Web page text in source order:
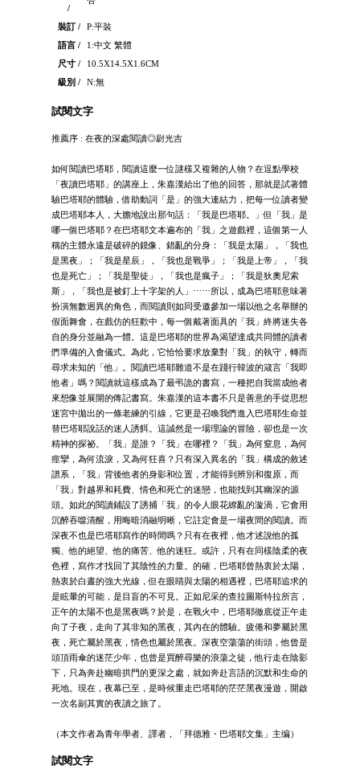
/
裝訂 /
P:平裝
語言 /
1:中文 繁體
尺寸 /
10.5X14.5X1.6CM
級別 /
N:無
試閱文字
推薦序 : 在夜的深處閱讀◎尉光吉
如何閱讀巴塔耶，閱讀這麼一位謎樣又複雜的人物？在逗點學校
「夜讀巴塔耶」的講座上，朱嘉漢給出了他的回答，那就是試著體
驗巴塔耶的體驗，借助動詞「是」的強大連結力，把每一位讀者變
成巴塔耶本人，大膽地說出那句話：「我是巴塔耶。」但「我」是
哪一個巴塔耶？在巴塔耶文本遍布的「我」之遊戲裡，這個第一人
稱的主體永遠是破碎的鏡像、錯亂的分身：「我是太陽」，「我也
是黑夜」；「我是星辰」，「我也是戰爭」；「我是上帝」，「我
也是死亡」；「我是聖徒」，「我也是瘋子」；「我是狄奧尼索
斯」，「我也是被釘上十字架的人」⋯⋯所以，成為巴塔耶意味著
扮演無數迥異的角色，而閱讀則如同受邀參加一場以他之名舉辦的
假面舞會，在戲仿的狂歡中，每一個戴著面具的「我」終將迷失各
自的身分並融為一體。這是巴塔耶的世界為渴望達成共同體的讀者
們準備的入會儀式。為此，它恰恰要求放棄對「我」的執守，轉而
尋求未知的「他」。閱讀巴塔耶難道不是在踐行韓波的箴言「我即
他者」嗎？閱讀就這樣成為了最弔詭的書寫，一種把自我當成他者
來想像並展開的傳記書寫。朱嘉漢的這本書不只是善意的手從思想
迷宮中拋出的一條老練的引線，它更是召喚我們進入巴塔耶生命並
替巴塔耶說話的迷人誘餌。這誠然是一場理論的冒險，卻也是一次
精神的探祕。「我」是誰？「我」在哪裡？「我」為何窒息，為何
痙攣，為何流淚，又為何狂喜？只有深入異名的「我」構成的敘述
譜系，「我」背後他者的身影和位置，才能得到辨別和復原，而
「我」對越界和耗費、情色和死亡的迷戀，也能找到其幽深的源
頭。如此的閱讀鋪設了誘捕「我」的令人眼花繚亂的漩渦，它會用
沉醉吞噬清醒，用晦暗消融明晰，它註定會是一場夜間的閱讀。而
深夜不也是巴塔耶寫作的時間嗎？只有在夜裡，他才述說他的孤
獨、他的絕望、他的痛苦、他的迷狂。或許，只有在同樣陰柔的夜
色裡，寫作才找回了其陰性的力量。的確，巴塔耶曾熱衷於太陽，
熱衷於白晝的強大光線，但在眼睛與太陽的相遇裡，巴塔耶追求的
是眩暈的可能，是目盲的不可見。正如尼采的查拉圖斯特拉所言，
正午的太陽不也是黑夜嗎？於是，在戰火中，巴塔耶徹底從正午走
向了子夜，走向了其非知的黑夜，其內在的體驗。疲倦和夢屬於黑
夜，死亡屬於黑夜，情色也屬於黑夜。深夜空蕩蕩的街頭，他曾是
頭頂雨傘的迷茫少年，也曾是買醉尋樂的浪蕩之徒，他行走在陰影
下，只為奔赴幽暗拱門的更深之處，就如奔赴言語的沉默和生命的
死地。現在，夜幕已至，是時候重走巴塔耶的茫茫黑夜漫遊，開啟
一次名副其實的夜讀之旅了。
（本文作者為青年學者、譯者，「拜德雅・巴塔耶文集」主编）
試閱文字